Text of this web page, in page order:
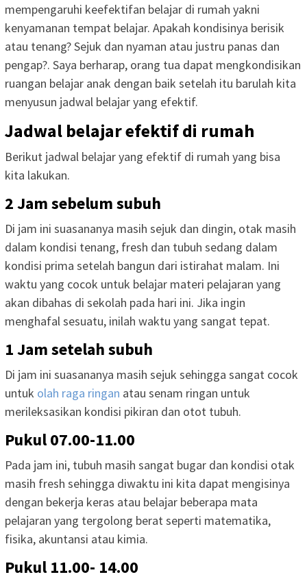
mempengaruhi keefektifan belajar di rumah yakni
kenyamanan tempat belajar. Apakah kondisinya berisik
atau tenang? Sejuk dan nyaman atau justru panas dan
pengap?. Saya berharap, orang tua dapat mengkondisikan
ruangan belajar anak dengan baik setelah itu barulah kita
menyusun jadwal belajar yang efektif.
Jadwal belajar efektif di rumah
Berikut jadwal belajar yang efektif di rumah yang bisa
kita lakukan.
2 Jam sebelum subuh
Di jam ini suasananya masih sejuk dan dingin, otak masih
dalam kondisi tenang, fresh dan tubuh sedang dalam
kondisi prima setelah bangun dari istirahat malam. Ini
waktu yang cocok untuk belajar materi pelajaran yang
akan dibahas di sekolah pada hari ini. Jika ingin
menghafal sesuatu, inilah waktu yang sangat tepat.
1 Jam setelah subuh
Di jam ini suasananya masih sejuk sehingga sangat cocok
untuk olah raga ringan atau senam ringan untuk
merileksasikan kondisi pikiran dan otot tubuh.
Pukul 07.00-11.00
Pada jam ini, tubuh masih sangat bugar dan kondisi otak
masih fresh sehingga diwaktu ini kita dapat mengisinya
dengan bekerja keras atau belajar beberapa mata
pelajaran yang tergolong berat seperti matematika,
fisika, akuntansi atau kimia.
Pukul 11.00- 14.00